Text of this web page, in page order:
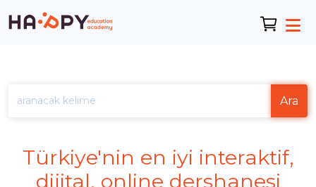
Ara
Türkiye'nin en iyi interaktif,
dijital, online dershanesi